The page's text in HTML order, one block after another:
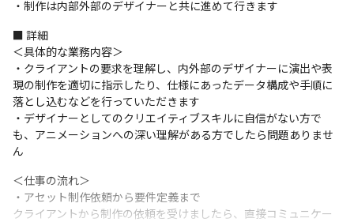
・制作は内部外部のデザイナーと共に進めて行きます
■ 詳細
＜具体的な業務内容＞
・クライアントの要求を理解し、内外部のデザイナーに演出や表
現の制作を適切に指示したり、仕様にあったデータ構成や手順に
落とし込むなどを行っていただきます
・デザイナーとしてのクリエイティブスキルに自信がない方で
も、アニメーションへの深い理解がある方でしたら問題ありませ
ん
＜仕事の流れ＞
・アセット制作依頼から要件定義まで
クライアントから制作の依頼を受けましたら、直接コミュニケー